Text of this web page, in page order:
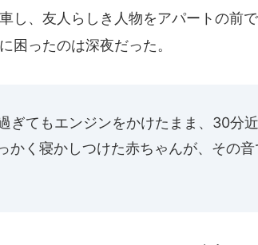
し、友人らしき人物をアパートの前
困ったのは深夜だった。
ぎてもエンジンをかけたまま、30分
かく寝かしつけた赤ちゃんが、その